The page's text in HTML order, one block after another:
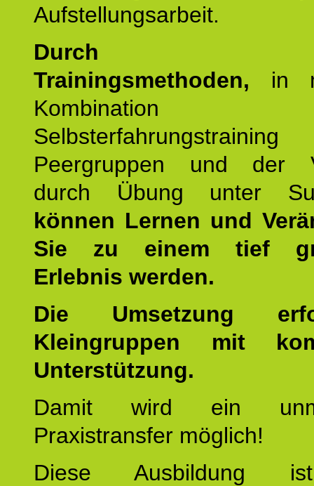
Aufstellungsarbeit.
Durch
Trainingsmethoden, in
Peergruppen und der
durch Übung unter
können Lernen und
Sie zu einem tief
Erlebnis werden.
Die Umsetzung
Kleingruppen mit
Unterstützung.
Damit wird ein
Praxistransfer möglich!
Diese Ausbildung